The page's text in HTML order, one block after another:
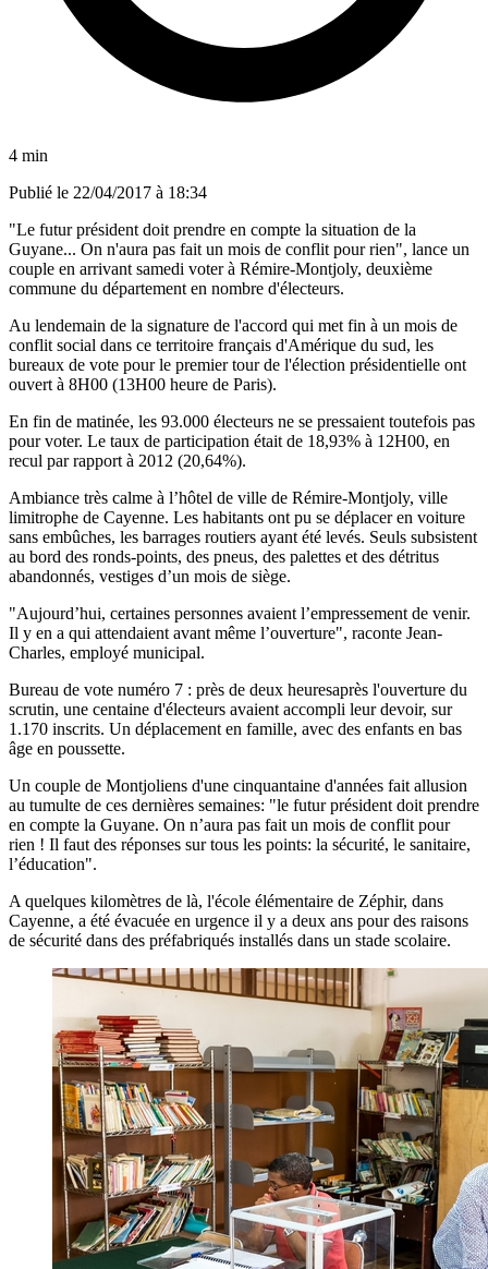
4 min
Publié le 22/04/2017 à 18:34
"Le futur président doit prendre en compte la situation de la
Guyane... On n'aura pas fait un mois de conflit pour rien", lance un
couple en arrivant samedi voter à Rémire-Montjoly, deuxième
commune du département en nombre d'électeurs.
Au lendemain de la signature de l'accord qui met fin à un mois de
conflit social dans ce territoire français d'Amérique du sud, les
bureaux de vote pour le premier tour de l'élection présidentielle ont
ouvert à 8H00 (13H00 heure de Paris).
En fin de matinée, les 93.000 électeurs ne se pressaient toutefois pas
pour voter. Le taux de participation était de 18,93% à 12H00, en
recul par rapport à 2012 (20,64%).
Ambiance très calme à l’hôtel de ville de Rémire-Montjoly, ville
limitrophe de Cayenne. Les habitants ont pu se déplacer en voiture
sans embûches, les barrages routiers ayant été levés. Seuls subsistent
au bord des ronds-points, des pneus, des palettes et des détritus
abandonnés, vestiges d’un mois de siège.
"Aujourd’hui, certaines personnes avaient l’empressement de venir.
Il y en a qui attendaient avant même l’ouverture", raconte Jean-
Charles, employé municipal.
Bureau de vote numéro 7 : près de deux heuresaprès l'ouverture du
scrutin, une centaine d'électeurs avaient accompli leur devoir, sur
1.170 inscrits. Un déplacement en famille, avec des enfants en bas
âge en poussette.
Un couple de Montjoliens d'une cinquantaine d'années fait allusion
au tumulte de ces dernières semaines: "le futur président doit prendre
en compte la Guyane. On n’aura pas fait un mois de conflit pour
rien ! Il faut des réponses sur tous les points: la sécurité, le sanitaire,
l’éducation".
A quelques kilomètres de là, l'école élémentaire de Zéphir, dans
Cayenne, a été évacuée en urgence il y a deux ans pour des raisons
de sécurité dans des préfabriqués installés dans un stade scolaire.